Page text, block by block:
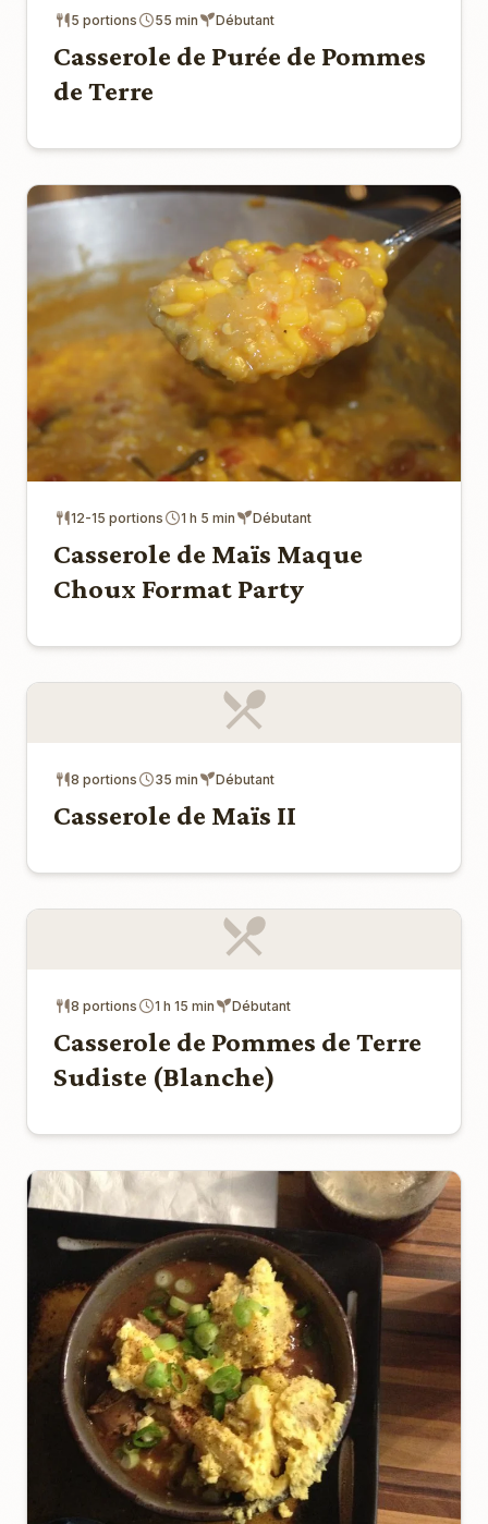
5 portions 55 min Débutant
Casserole de Purée de Pommes
de Terre
12-15 portions 1 h 5 min Débutant
Casserole de Maïs Maque
Choux Format Party
8 portions 35 min Débutant
Casserole de Maïs II
8 portions 1 h 15 min Débutant
Casserole de Pommes de Terre
Sudiste (Blanche)